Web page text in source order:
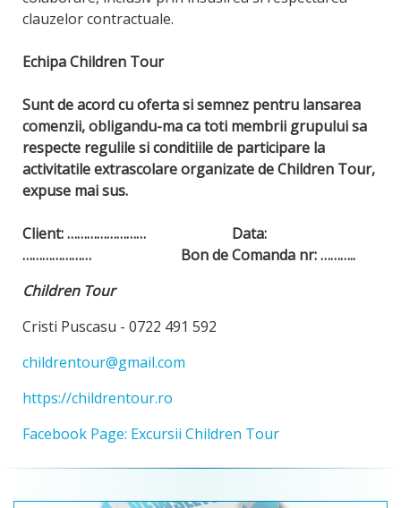
clauzelor contractuale.
Echipa Children Tour
Sunt de acord cu oferta si semnez pentru lansarea
comenzii, obligandu-ma ca toti membrii grupului sa
respecte regulile si conditiile de participare la
activitatile extrascolare organizate de Children Tour,
expuse mai sus.
Client: …………………… Data:
………………… Bon de Comanda nr: ………..
Children Tour
Cristi Puscasu - 0722 491 592
childrentour@gmail.com
https://childrentour.ro
Facebook Page: Excursii Children Tour